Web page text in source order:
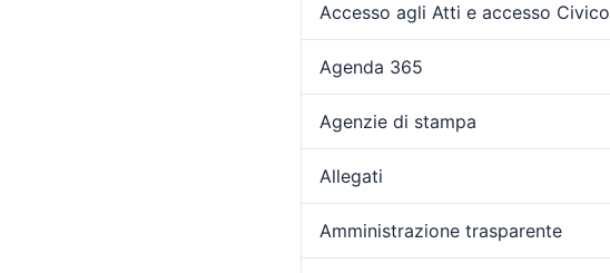
Accesso agli Atti e accesso Civico
Agenda 365
Agenzie di stampa
Allegati
Amministrazione trasparente